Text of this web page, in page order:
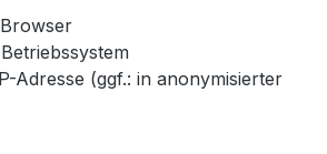
Adresse (ggf.: in anonymisierter